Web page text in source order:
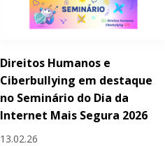
Direitos Humanos e
Ciberbullying em destaque
no Seminário do Dia da
Internet Mais Segura 2026
13.02.26